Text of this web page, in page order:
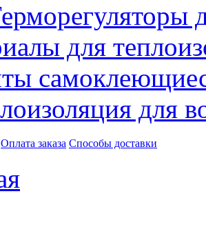
для
для
Оплата заказа Способы доставки